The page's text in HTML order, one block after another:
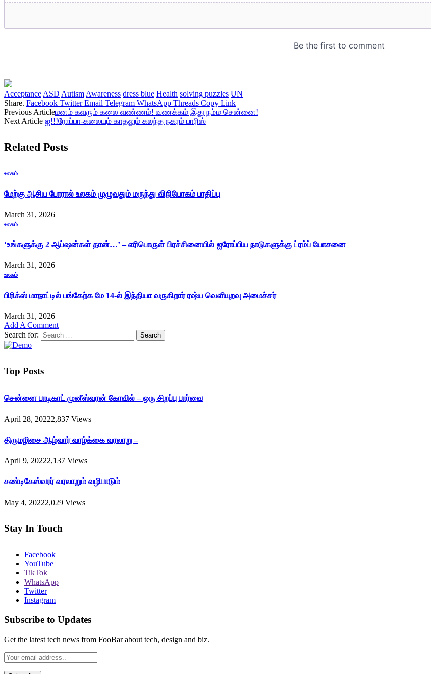
Acceptance ASD Autism Awareness dress blue Health solving puzzles UN
Share. Facebook Twitter Email Telegram WhatsApp Threads Copy Link
Previous Articleமனம் கவரும் கலை வண்ணம்! வணக்கம் இது நம்ம சென்னை!
Next Article ஐ!!!ரோப்பா-கலையும் காதலும் கலந்த நகரம் பாரிஸ்
Related Posts
உலகம்
மேற்கு ஆசிய போரால் உலகம் முழுவதும் மருந்து விநியோகம் பாதிப்பு
March 31, 2026
உலகம்
‘உங்களுக்கு 2 ஆப்ஷன்கள் தான்…’ – எரிபொருள் பிரச்சினையில் ஐரோப்பிய நாடுகளுக்கு ட்ரம்ப் யோசனை
March 31, 2026
உலகம்
பிரிக்ஸ் மாநாட்டில் பங்கேற்க மே 14-ல் இந்தியா வருகிறார் ரஷ்ய வெளியுறவு அமைச்சர்
March 31, 2026
Add A Comment
Search for:
Top Posts
சென்னை பாடிகாட் முனீஸ்வரன் கோவில் – ஒரு சிறப்பு பார்வை
April 28, 20222,837 Views
திருமழிசை ஆழ்வார் வாழ்க்கை வரலாறு –
April 9, 20222,137 Views
சண்டிகேஸ்வரர் வரலாறும் வழிபாடும்
May 4, 20222,029 Views
Stay In Touch
Facebook
YouTube
TikTok
WhatsApp
Twitter
Instagram
Subscribe to Updates
Get the latest tech news from FooBar about tech, design and biz.